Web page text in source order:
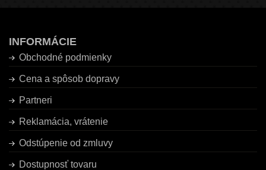
INFORMÁCIE
Obchodné podmienky
Cena a spôsob dopravy
Partneri
Reklamácia, vrátenie
Odstúpenie od zmluvy
Dostupnosť tovaru